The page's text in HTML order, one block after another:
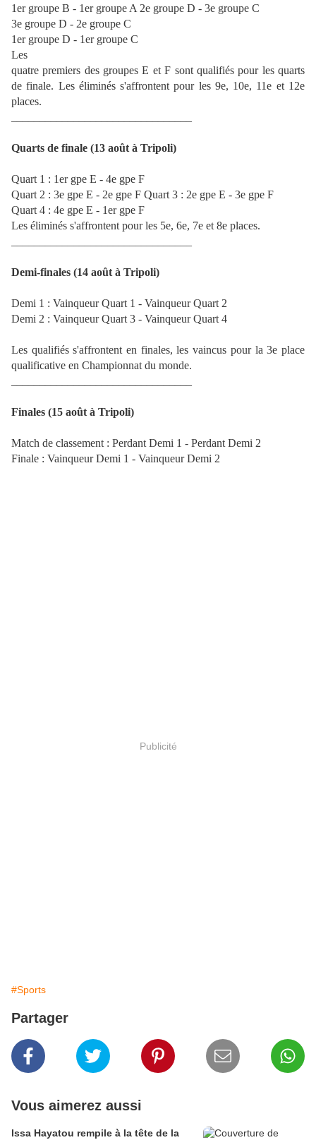
1er groupe B - 1er groupe A 2e groupe D - 3e groupe C
3e groupe D - 2e groupe C
1er groupe D - 1er groupe C
Les
quatre premiers des groupes E et F sont qualifiés pour les quarts
de finale. Les éliminés s'affrontent pour les 9e, 10e, 11e et 12e
places.
Quarts de finale (13 août à Tripoli)
Quart 1 : 1er gpe E - 4e gpe F
Quart 2 : 3e gpe E - 2e gpe F Quart 3 : 2e gpe E - 3e gpe F
Quart 4 : 4e gpe E - 1er gpe F
Les éliminés s'affrontent pour les 5e, 6e, 7e et 8e places.
Demi-finales (14 août à Tripoli)
Demi 1 : Vainqueur Quart 1 - Vainqueur Quart 2
Demi 2 : Vainqueur Quart 3 - Vainqueur Quart 4
Les qualifiés s'affrontent en finales, les vaincus pour la 3e place
qualificative en Championnat du monde.
Finales (15 août à Tripoli)
Match de classement : Perdant Demi 1 - Perdant Demi 2
Finale : Vainqueur Demi 1 - Vainqueur Demi 2
Publicité
#Sports
Partager
Vous aimerez aussi
Issa Hayatou rempile à la tête de la